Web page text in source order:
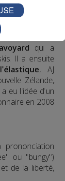
qui a
Il a ensuite
, AJ
Zélande,
eu l'idée d'un
en 2008
ou "bungy")
de la liberté,